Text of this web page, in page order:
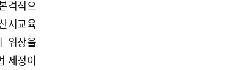
격적으
시교육
위상을
제정이